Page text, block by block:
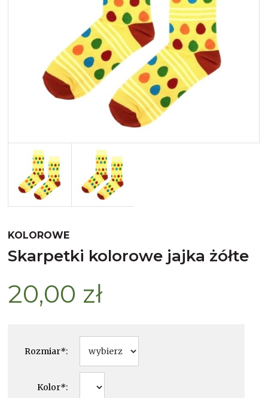
KOLOROWE
skarpetki kolorowe jajka żółte
20,00 zł
Rozmiar*:
Kolor*:
Merynos bezuciskowe
Kaszmir
Kaszmir stopki
Bawełna egipska maco
Bawełna merceryzowana